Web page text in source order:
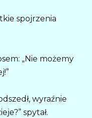
spojrzenia
„Nie możemy
wyraźnie
spytał.